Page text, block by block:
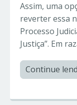
Assim, uma
reverter essa
Processo
Justiça”. Em
Continue